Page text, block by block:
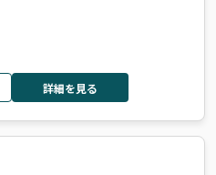
詳細を見る